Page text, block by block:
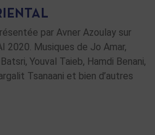
par Avner Azoulay sur
2020. Musiques de Jo Amar,
Youval Taieb, Hamdi Benani,
Tsanaani et bien d’autres